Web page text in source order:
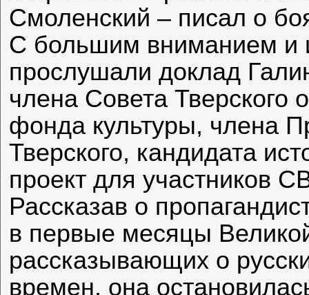
Смоленский – писал о
С большим вниманием и
прослушали доклад
члена Совета Тверского
фонда культуры, члена
Тверского, кандидата
проект для участников
Рассказав о
в первые месяцы
рассказывающих о
времен, она